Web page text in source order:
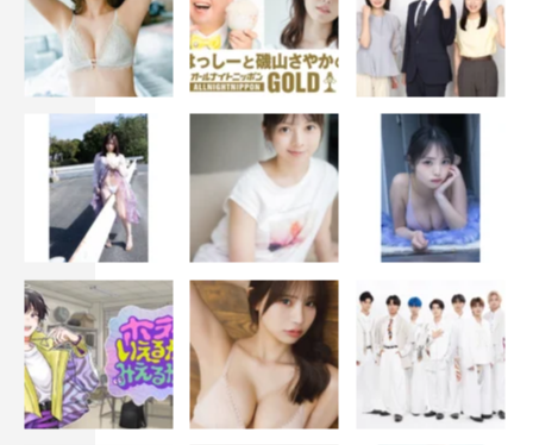
SixTONES TVLIFE きたろう
京本大我 山之内すず 朝加真由美
束の間の一花 藤原さくら 駒井蓮